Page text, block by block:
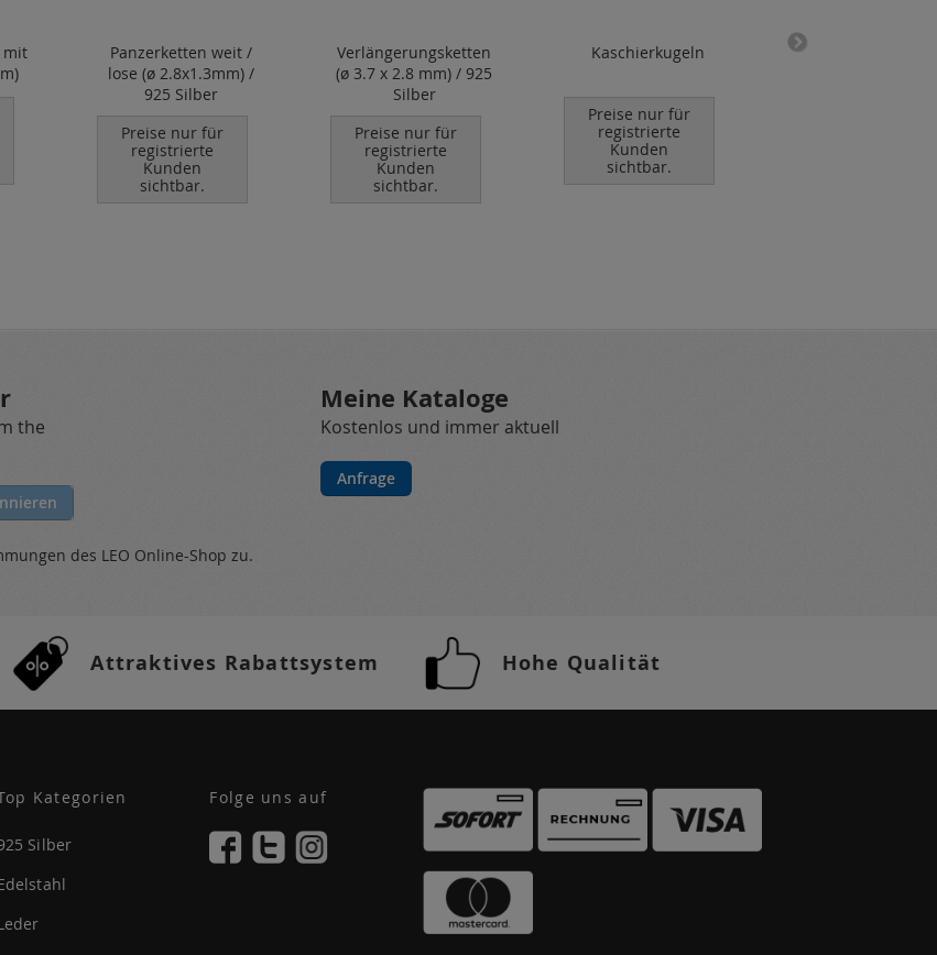
mit
Panzerketten weit /
lose (ø 2.8x1.3mm) /
925 Silber
Preise nur für
registrierte
Kunden
sichtbar.
Verlängerungsketten
(ø 3.7 x 2.8 mm) / 925
Silber
Preise nur für
registrierte
Kunden
sichtbar.
Kaschierkugeln
Preise nur für
registrierte
Kunden
sichtbar.
the
Meine Kataloge
Kostenlos und immer aktuell
Anfrage
des LEO Online-Shop zu.
Attraktives Rabattsystem Hohe Qualität
Kategorien
Silber
Folge uns auf